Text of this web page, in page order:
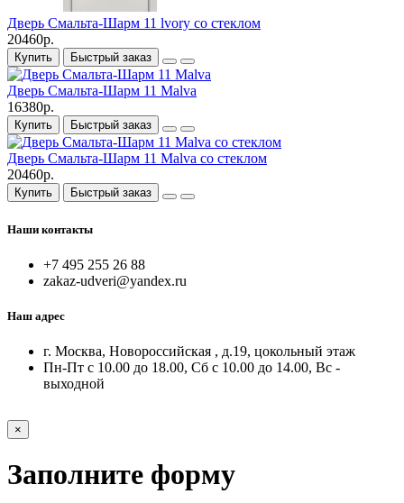
Дверь Смальта-Шарм 11 lvory со стеклом
20460р.
Купить Быстрый заказ
Дверь Смальта-Шарм 11 Malva
16380р.
Купить Быстрый заказ
Дверь Смальта-Шарм 11 Malva со стеклом
20460р.
Купить Быстрый заказ
Наши контакты
+7 495 255 26 88
zakaz-udveri@yandex.ru
Наш адрес
г. Москва, Новороссийская , д.19, цокольный этаж
Пн-Пт с 10.00 до 18.00, Сб с 10.00 до 14.00, Вс -
выходной
×
Заполните форму